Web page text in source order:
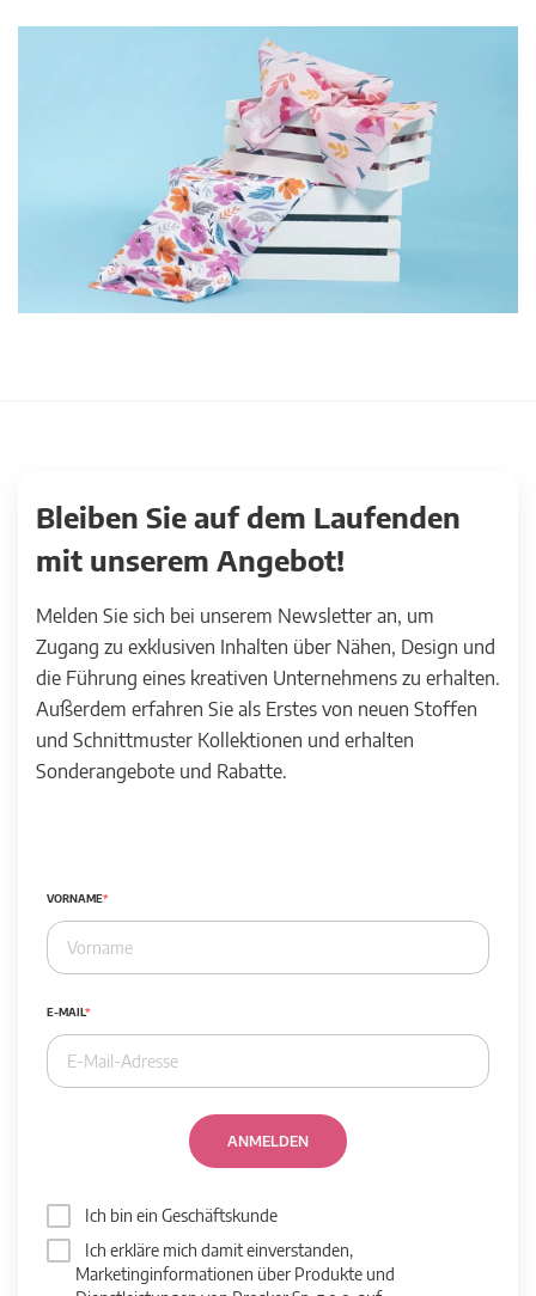
Bleiben Sie auf dem Laufenden
mit unserem Angebot!
Melden Sie sich bei unserem Newsletter an, um
Zugang zu exklusiven Inhalten über Nähen, Design und
die Führung eines kreativen Unternehmens zu erhalten.
Außerdem erfahren Sie als Erstes von neuen Stoffen
und Schnittmuster Kollektionen und erhalten
Sonderangebote und Rabatte.
VORNAME
E-MAIL
ANMELDEN
Ich bin ein Geschäftskunde
Ich erkläre mich damit einverstanden,
Marketinginformationen über Produkte und